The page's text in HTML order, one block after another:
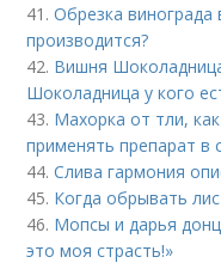
41.Обрезка винограда
производится?
42. Вишня
Шоколадница у кого
43. Махорка от тли,
применять препарат в
44.Слива гармония
45. Когда обрывать
46. Мопсы и дарья
это моя страсть!»